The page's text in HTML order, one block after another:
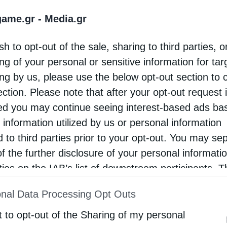
- Media.gr
to opt-out of the sale, sharing to third parties,
of your personal or sensitive information for
by us, please use the below opt-out section to
Please note that after your opt-out request
you may continue seeing interest-based ads
information utilized by us or personal information
to third parties prior to your opt-out. You may
the further disclosure of your personal
on the IAB’s list of downstream participants.
of Downstream Participantsthat may further
parties.
Data Processing Opt Outs
to opt-out of the Sharing of my personal
ΠΟΛΙΤΙΚΗ
Το GSI ανάμεσα στα θέματα που
συζητήθηκαν μεταξύ Παπασταύρου &
Ισραηλινού ΥΠΕΝ
Ο Σταύρος Παπασταύρου πραγματοποίησε σήμερα
επικοινωνία με τον Υπουργό Ενέργειας και Υποδομών
Ισραήλ, κ. Eli Cohen
ΠΕΡΙΒΑΛΛΟΝ